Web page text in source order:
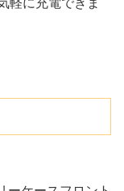
軽に充電できま